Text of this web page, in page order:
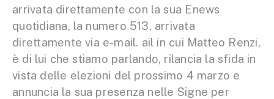
arrivata direttamente con la sua Enews
quotidiana, la numero 513, arrivata
direttamente via e-mail. ail in cui Matteo Renzi,
è di lui che stiamo parlando, rilancia la sfida in
vista delle elezioni del prossimo 4 marzo e
annuncia la sua presenza nelle Signe per